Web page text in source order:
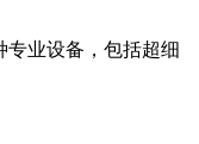
专业设备，包括超细